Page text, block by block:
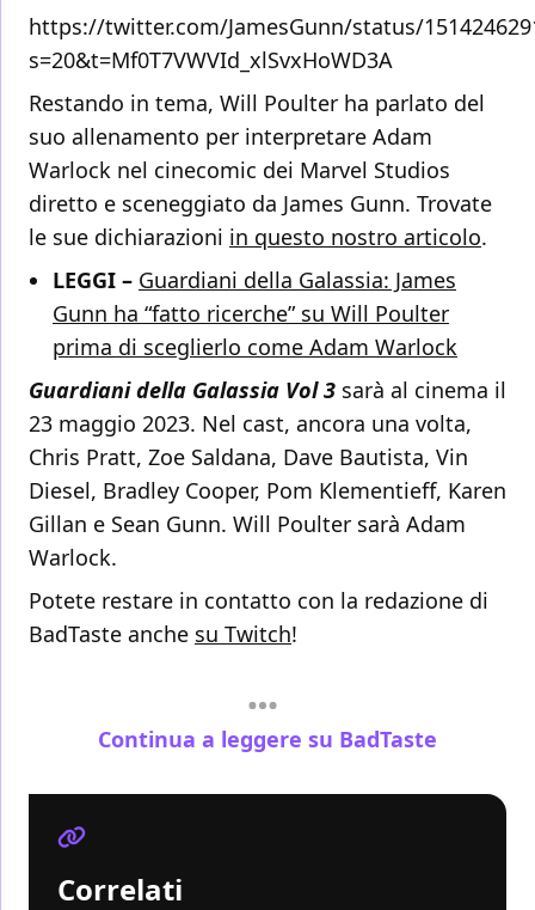
https://twitter.com/JamesGunn/status/
s=20&t=Mf0T7VWVId_xlSvxHoWD3A
Restando in tema, Will Poulter ha parlato del
suo allenamento per interpretare Adam
Warlock nel cinecomic dei Marvel Studios
diretto e sceneggiato da James Gunn. Trovate
le sue dichiarazioni in questo nostro articolo.
LEGGI – Guardiani della Galassia: James
Gunn ha “fatto ricerche” su Will Poulter
prima di sceglierlo come Adam Warlock
Guardiani della Galassia Vol 3 sarà al cinema il
23 maggio 2023. Nel cast, ancora una volta,
Chris Pratt, Zoe Saldana, Dave Bautista, Vin
Diesel, Bradley Cooper, Pom Klementieff, Karen
Gillan e Sean Gunn. Will Poulter sarà Adam
Warlock.
Potete restare in contatto con la redazione di
BadTaste anche su Twitch!
Continua a leggere su BadTaste
Correlati